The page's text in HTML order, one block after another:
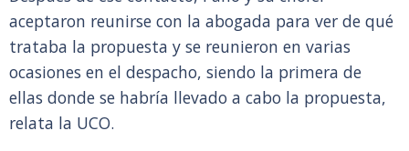
aceptaron reunirse con la abogada para ver de qué
trataba la propuesta y se reunieron en varias
ocasiones en el despacho, siendo la primera de
ellas donde se habría llevado a cabo la propuesta,
relata la UCO.